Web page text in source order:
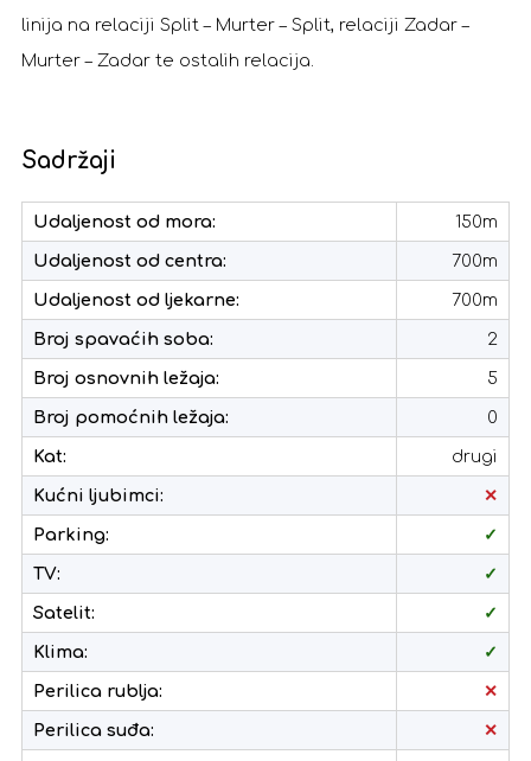
linija na relaciji Split – Murter – Split, relaciji Zadar –
Murter – Zadar te ostalih relacija.
Sadržaji
Udaljenost od mora: 150m
Udaljenost od centra: 700m
Udaljenost od ljekarne: 700m
Broj spavaćih soba: 2
Broj osnovnih ležaja: 5
Broj pomoćnih ležaja: 0
Kat: drugi
Kućni ljubimci: ✕
Parking: ✓
TV: ✓
Satelit: ✓
Klima: ✓
Perilica rublja: ✕
Perilica suđa: ✕